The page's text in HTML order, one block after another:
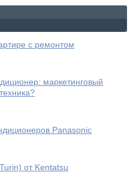
с ремонтом
маркетинговый
Panasonic
от Kentatsu